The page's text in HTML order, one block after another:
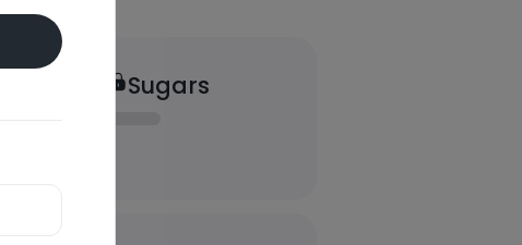
Sugars